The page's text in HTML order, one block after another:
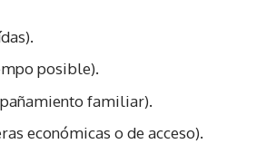
posible).
familiar).
económicas o de acceso).